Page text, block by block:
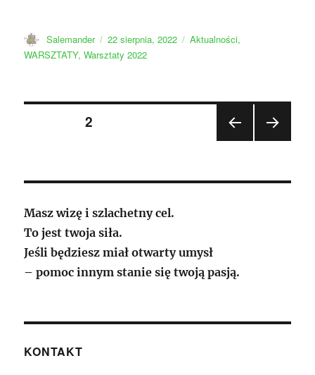
Autor
Salemander
Data
publikacji
22 sierpnia, 2022 Kategorie
Aktualności,
WARSZTATY,Warsztaty 2022
Stronicowanie
STR
STRONA2
STR
Masz wizę i szlachetny cel.
To jest twoja siła.
Jeśli będziesz miał otwarty umysł
– pomoc innym stanie się twoją pasją.
KONTAKT